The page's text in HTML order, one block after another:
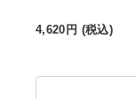
4,620 円 (税込)